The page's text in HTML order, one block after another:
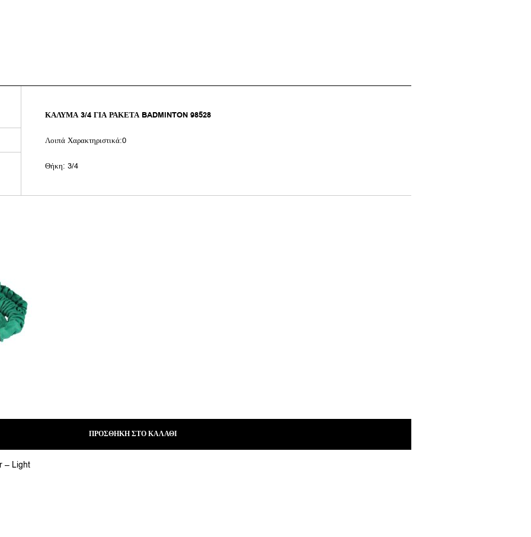
ΚΑΛΥΜΑ 3/4 ΓΙΑ ΡΑΚΕΤΑ BADMINTON 98528
Λοιπά Χαρακτηριστικά:0
Θήκη: 3/4
ΠΡΟΣΘΉΚΗ ΣΤΟ ΚΑΛΆΘΙ
– Light